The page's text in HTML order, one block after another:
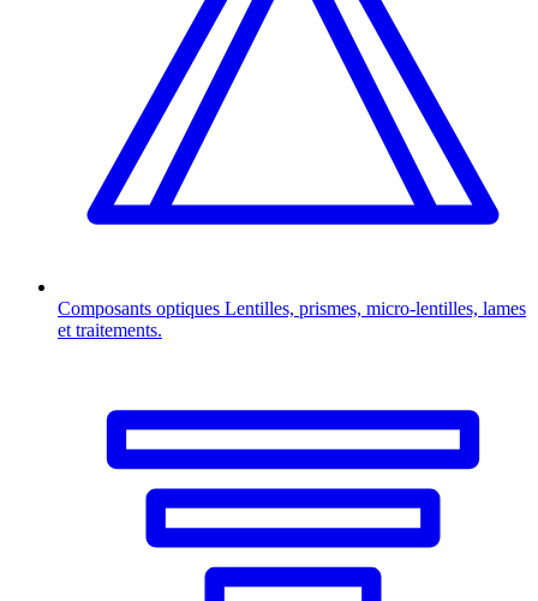
Composants optiques Lentilles, prismes, micro-lentilles, lames
et traitements.